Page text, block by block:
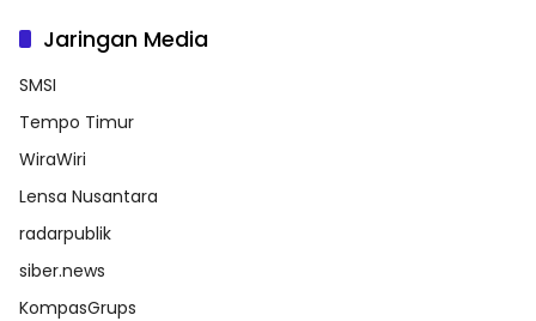
Jaringan Media
SMSI
Tempo Timur
WiraWiri
Lensa Nusantara
radarpublik
siber.news
KompasGrups